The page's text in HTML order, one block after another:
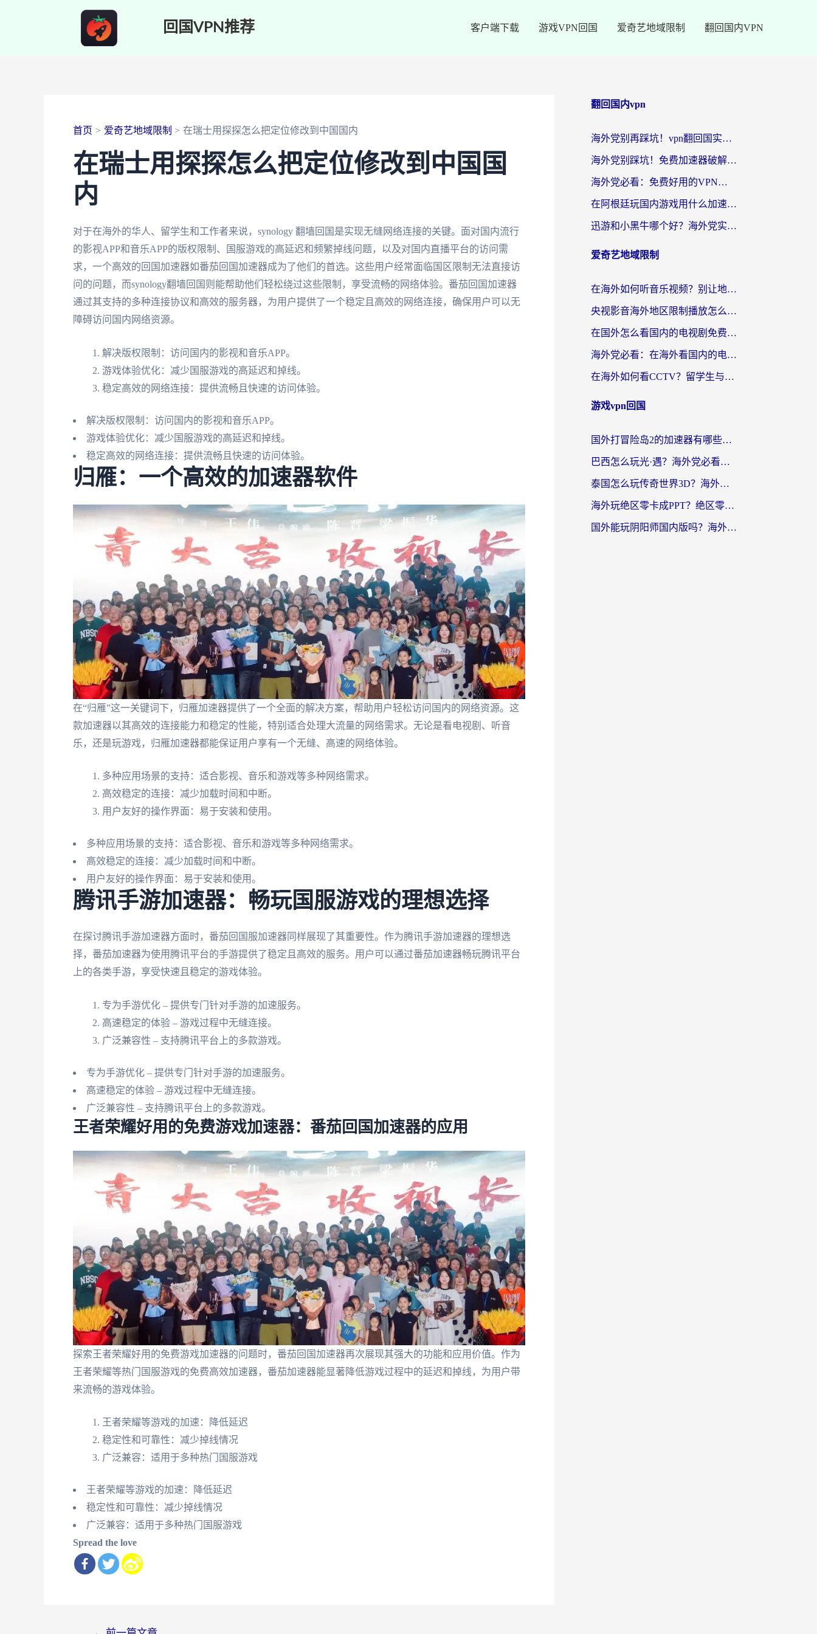
回国VPN推荐 客户端下载 游戏VPN回国 爱奇艺地域限制 翻回国内VPN
首页 爱奇艺地域限制 在瑞士用探探怎么把定位修改到中国国内
在瑞士用探探怎么把定位修改到中国国
内
对于在海外的华人、留学生和工作者来说，synology 翻墙回国是实现无缝网络连接的关键。面对国内流行
的影视APP和音乐APP的版权限制、国服游戏的高延迟和频繁掉线问题，以及对国内直播平台的访问需
求，一个高效的回国加速器如番茄回国加速器成为了他们的首选。这些用户经常面临国区限制无法直接访
问的问题，而synology翻墙回国则能帮助他们轻松绕过这些限制，享受流畅的网络体验。番茄回国加速器
通过其支持的多种连接协议和高效的服务器，为用户提供了一个稳定且高效的网络连接，确保用户可以无
障碍访问国内网络资源。
解决版权限制：访问国内的影视和音乐APP。
游戏体验优化：减少国服游戏的高延迟和掉线。
稳定高效的网络连接：提供流畅且快速的访问体验。
解决版权限制：访问国内的影视和音乐APP。
游戏体验优化：减少国服游戏的高延迟和掉线。
稳定高效的网络连接：提供流畅且快速的访问体验。
归雁：一个高效的加速器软件
在“归雁”这一关键词下，归雁加速器提供了一个全面的解决方案，帮助用户轻松访问国内的网络资源。这
款加速器以其高效的连接能力和稳定的性能，特别适合处理大流量的网络需求。无论是看电视剧、听音
乐，还是玩游戏，归雁加速器都能保证用户享有一个无缝、高速的网络体验。
多种应用场景的支持：适合影视、音乐和游戏等多种网络需求。
高效稳定的连接：减少加载时间和中断。
用户友好的操作界面：易于安装和使用。
多种应用场景的支持：适合影视、音乐和游戏等多种网络需求。
高效稳定的连接：减少加载时间和中断。
用户友好的操作界面：易于安装和使用。
腾讯手游加速器：畅玩国服游戏的理想选择
在探讨腾讯手游加速器方面时，番茄回国服加速器同样展现了其重要性。作为腾讯手游加速器的理想选
择，番茄加速器为使用腾讯平台的手游提供了稳定且高效的服务。用户可以通过番茄加速器畅玩腾讯平台
上的各类手游，享受快速且稳定的游戏体验。
专为手游优化 – 提供专门针对手游的加速服务。
高速稳定的体验 – 游戏过程中无缝连接。
广泛兼容性 – 支持腾讯平台上的多款游戏。
专为手游优化 – 提供专门针对手游的加速服务。
高速稳定的体验 – 游戏过程中无缝连接。
广泛兼容性 – 支持腾讯平台上的多款游戏。
王者荣耀好用的免费游戏加速器：番茄回国加速器的应用
探索王者荣耀好用的免费游戏加速器的问题时，番茄回国加速器再次展现其强大的功能和应用价值。作为
王者荣耀等热门国服游戏的免费高效加速器，番茄加速器能显著降低游戏过程中的延迟和掉线，为用户带
来流畅的游戏体验。
王者荣耀等游戏的加速：降低延迟
稳定性和可靠性：减少掉线情况
广泛兼容：适用于多种热门国服游戏
王者荣耀等游戏的加速：降低延迟
稳定性和可靠性：减少掉线情况
广泛兼容：适用于多种热门国服游戏
Spread the love
翻回国内vpn
海外党别再踩坑！vpn翻回国实用指南——选对加速器，国内资源无缝用
海外党别踩坑！免费加速器破解版真的能用？教你无缝访问国内资源的正确姿势
海外党必看：免费好用的VPN？不如选对转国内加速器实现无缝追剧
在阿根廷玩国内游戏用什么加速器？3年海外党亲测实用指南
迅游和小黑牛哪个好？海外党实测指南，选对中国地址加速器才能无缝刷国内资源
爱奇艺地域限制
在海外如何听音乐视频？别让地域限制挡住你的华语旋律
央视影音海外地区限制播放怎么办？海外华人必看的追剧自由指南
在国外怎么看国内的电视剧免费？3个关键步骤+1款靠谱加速器帮你搞定
海外党必看：在海外看国内的电视剧的app选对了吗？3步解决地域限制烦恼
在海外如何看CCTV？留学生与海外华人的实用回国加速指南
游戏vpn回国
国外打冒险岛2的加速器有哪些？海外玩家国服畅玩全攻略（附实测推荐）
巴西怎么玩光·遇？海外党必看的国服游戏加速器选择指南（附3款热门游戏实测）
泰国怎么玩传奇世界3D？海外党国服游戏加速终极指南（附非洲欧洲热门游戏解决方案）
海外玩绝区零卡成PPT？绝区零加速器免费的推荐+实用技巧，附墨西哥玩谁是卧底美国玩和平精英攻略
国外能玩阴阳师国内版吗？海外党亲测有效的国服游戏加速指南